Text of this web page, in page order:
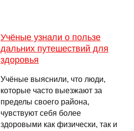
Учёные узнали о пользе
дальних путешествий для
здоровья
Учёные выяснили, что люди,
которые часто выезжают за
пределы своего района,
чувствуют себя более
здоровыми как физически, так и